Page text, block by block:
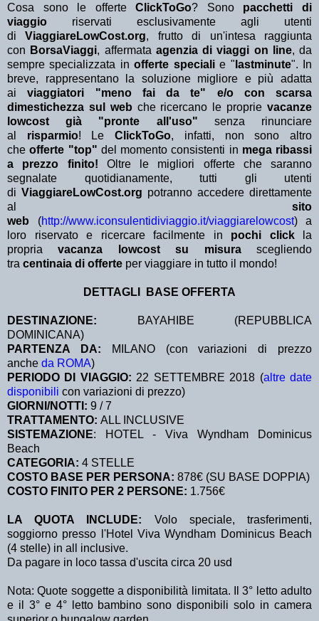
Cosa sono le offerteClickToGo? Sono pacchetti di
viaggio riservati esclusivamente agli utenti
diViaggiareLowCost.org, frutto di un'intesa raggiunta
con BorsaViaggi, affermata agenzia di viaggi on line, da
sempre specializzata in offerte specialie " lastminute". In
breve, rappresentano la soluzione migliore e più adatta
aiviaggiatori "meno fai da te" e/o con scarsa
dimestichezza sul web che ricercano le proprievacanze
lowcost già "pronte all'uso" senza rinunciare
al risparmio! LeClickToGo, infatti, non sono altro
cheofferte "top" del momento consistenti in mega ribassi
a prezzo finito! Oltre le migliori offerte che saranno
segnalate quotidianamente, tutti gli utenti
di ViaggiareLowCost.org potranno accedere direttamente
al sito
web (http://www.iconsulentidiviaggio.it/viaggiarelowcost) a
loro riservato e ricercare facilmente in pochi clickla
propriavacanza lowcost su misurascegliendo
tra centinaia di offerte per viaggiare in tutto il mondo!
DETTAGLI BASE OFFERTA
DESTINAZIONE: BAYAHIBE (REPUBBLICA
DOMINICANA)
PARTENZA DA: MILANO (con variazioni di prezzo
anche da ROMA)
PERIODO DI VIAGGIO: 22 SETTEMBRE 2018 (altre date
disponibili con variazioni di prezzo)
GIORNI/NOTTI: 9 / 7
TRATTAMENTO: ALL INCLUSIVE
SISTEMAZIONE: HOTEL - Viva Wyndham Dominicus
Beach
CATEGORIA: 4 STELLE
COSTO BASE PER PERSONA: 878€ (SU BASE DOPPIA)
COSTO FINITO PER 2 PERSONE: 1.756€
LA QUOTA INCLUDE: Volo speciale, trasferimenti,
soggiorno presso l'Hotel Viva Wyndham Dominicus Beach
(4 stelle) in all inclusive.
Da pagare in loco tassa d'uscita circa 20 usd
Nota: Quote soggette a disponibilità limitata. Il 3° letto adulto
e il 3° e 4° letto bambino sono disponibili solo in camera